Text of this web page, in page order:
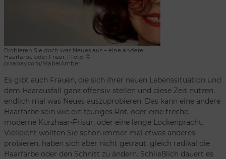
Probieren Sie doch was Neues aus – eine andere
Haarfarbe oder Frisur. | Foto: ©
pixabay.com/MabelAmber
Es gibt auch Frauen, die sich ihrer neuen Lebenssituation und
dem Haarausfall ganz offensiv stellen und diese Zeit nutzen,
endlich mal was Neues auszuprobieren. Das kann eine andere
Haarfarbe sein wie ein feuriges Rot, oder eine freche,
moderne Kurzhaar-Frisur, oder eine lange Lockenpracht.
Vielleicht wollten Sie schon immer mal etwas anderes
probieren, haben sich aber nicht getraut, gleich radikal die
Haarfarbe oder den Schnitt zu ändern. Schließlich dauert es